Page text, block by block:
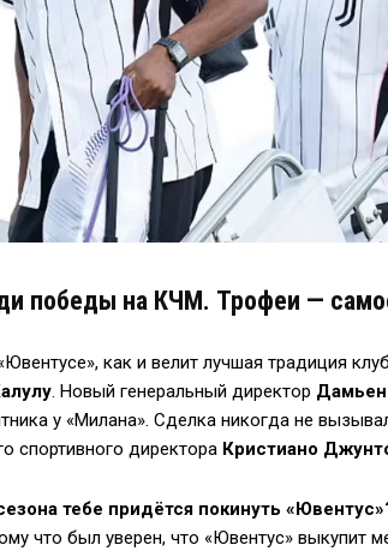
победы на КЧМ. Трофеи —
как и велит лучшая традиция
. Новый генеральный директор
у «Милана». Сделка никогда не
спортивного директора Кристиано
тебе придётся покинуть
что был уверен, что «Ювентус» выкупит